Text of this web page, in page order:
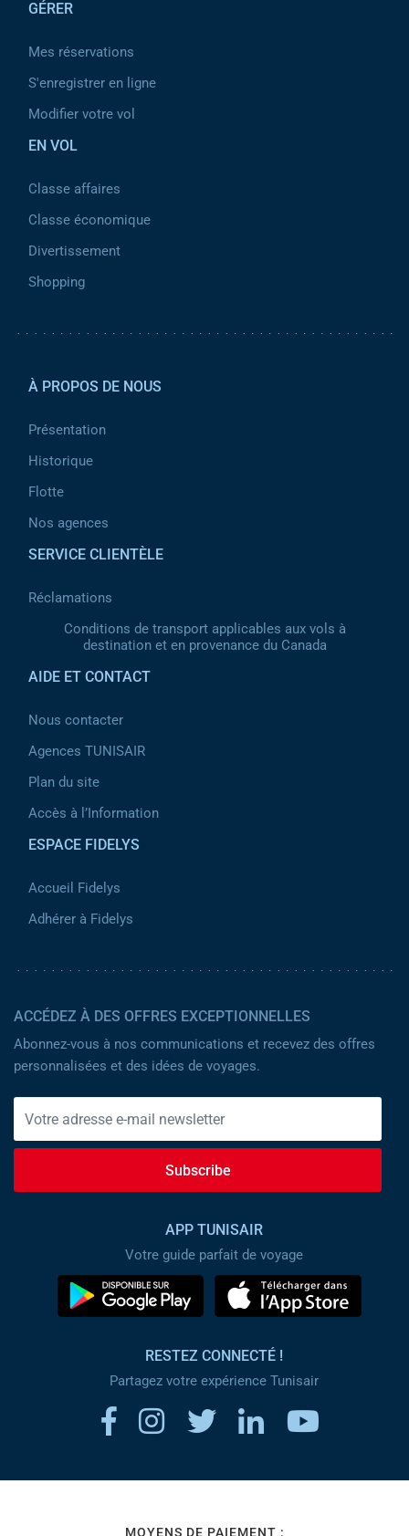
GÉRER
Mes réservations
S'enregistrer en ligne
Modifier votre vol
EN VOL
Classe affaires
Classe économique
Divertissement
Shopping
À PROPOS DE NOUS
Présentation
Historique
Flotte
Nos agences
SERVICE CLIENTÈLE
Réclamations
Conditions de transport applicables aux vols à
destination et en provenance du Canada
AIDE ET CONTACT
Nous contacter
Agences TUNISAIR
Plan du site
Accès à l’Information
ESPACE FIDELYS
Accueil Fidelys
Adhérer à Fidelys
ACCÉDEZ À DES OFFRES EXCEPTIONNELLES
Abonnez-vous à nos communications et recevez des offres
personnalisées et des idées de voyages.
Subscribe
APP TUNISAIR
Votre guide parfait de voyage
RESTEZ CONNECTÉ !
Partagez votre expérience Tunisair
MOYENS DE PAIEMENT :